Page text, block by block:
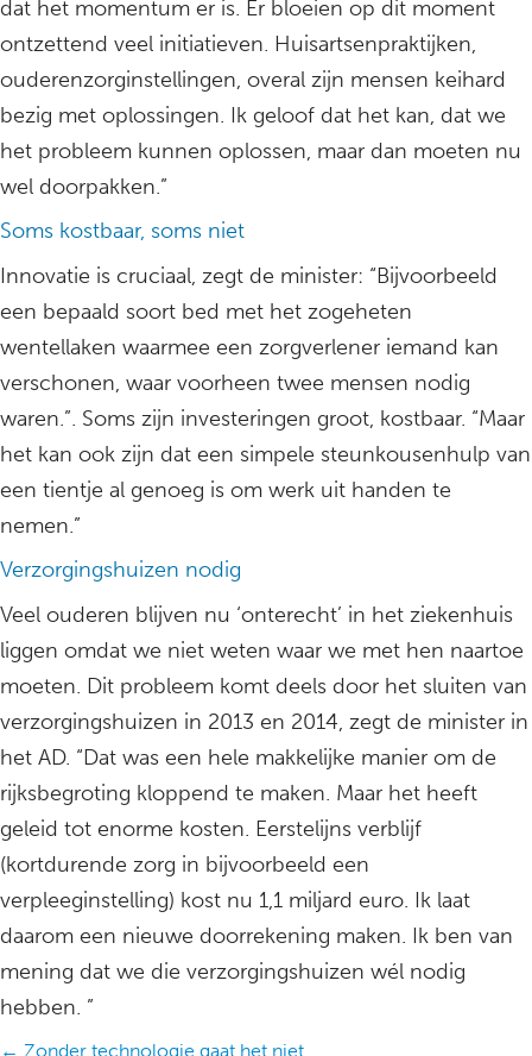
dat het momentum er is. Er bloeien op dit moment
ontzettend veel initiatieven. Huisartsenpraktijken,
ouderenzorginstellingen, overal zijn mensen keihard
bezig met oplossingen. Ik geloof dat het kan, dat we
het probleem kunnen oplossen, maar dan moeten nu
wel doorpakken.”
Soms kostbaar, soms niet
Innovatie is cruciaal, zegt de minister: “Bijvoorbeeld
een bepaald soort bed met het zogeheten
wentellaken waarmee een zorgverlener iemand kan
verschonen, waar voorheen twee mensen nodig
waren.”. Soms zijn investeringen groot, kostbaar. “Maar
het kan ook zijn dat een simpele steunkousenhulp van
een tientje al genoeg is om werk uit handen te
nemen.”
Verzorgingshuizen nodig
Veel ouderen blijven nu ‘onterecht’ in het ziekenhuis
liggen omdat we niet weten waar we met hen naartoe
moeten. Dit probleem komt deels door het sluiten van
verzorgingshuizen in 2013 en 2014, zegt de minister in
het AD. “Dat was een hele makkelijke manier om de
rijksbegroting kloppend te maken. Maar het heeft
geleid tot enorme kosten. Eerstelijns verblijf
(kortdurende zorg in bijvoorbeeld een
verpleeginstelling) kost nu 1,1 miljard euro. Ik laat
daarom een nieuwe doorrekening maken. Ik ben van
mening dat we die verzorgingshuizen wél nodig
hebben. ”
← Zonder technologie gaat het niet